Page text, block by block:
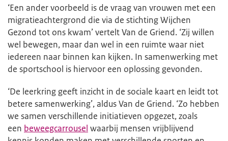
‘Een ander voorbeeld is de vraag van vrouwen met een
migratieachtergrond die via de stichting Wijchen
Gezond tot ons kwam’ vertelt Van de Griend. ‘Zij willen
wel bewegen, maar dan wel in een ruimte waar niet
iedereen naar binnen kan kijken. In samenwerking met
de sportschool is hiervoor een oplossing gevonden.
‘De leerkring geeft inzicht in de sociale kaart en leidt tot
betere samenwerking’, aldus Van de Griend. ‘Zo hebben
we samen verschillende initiatieven opgezet, zoals
een beweegcarrousel waarbij mensen vrijblijvend